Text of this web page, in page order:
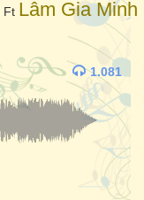
Ft Lâm Gia Minh
1.081